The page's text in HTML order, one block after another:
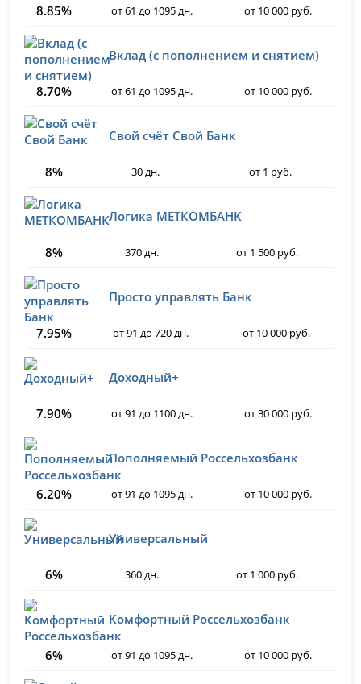
8.85% от 61 до 1095 дн. от 10 000 руб.
Вклад (с пополнением и снятием)
8.70% от 61 до 1095 дн. от 10 000 руб.
Свой счёт Свой Банк
8% 30 дн. от 1 руб.
Логика МЕТКОМБАНК
8% 370 дн. от 1 500 руб.
Просто управлять Банк
7.95% от 91 до 720 дн. от 10 000 руб.
Доходный+
7.90% от 91 до 1100 дн. от 30 000 руб.
Пополняемый Россельхозбанк
6.20% от 91 до 1095 дн. от 10 000 руб.
Универсальный
6% 360 дн. от 1 000 руб.
Комфортный Россельхозбанк
6% от 91 до 1095 дн. от 10 000 руб.